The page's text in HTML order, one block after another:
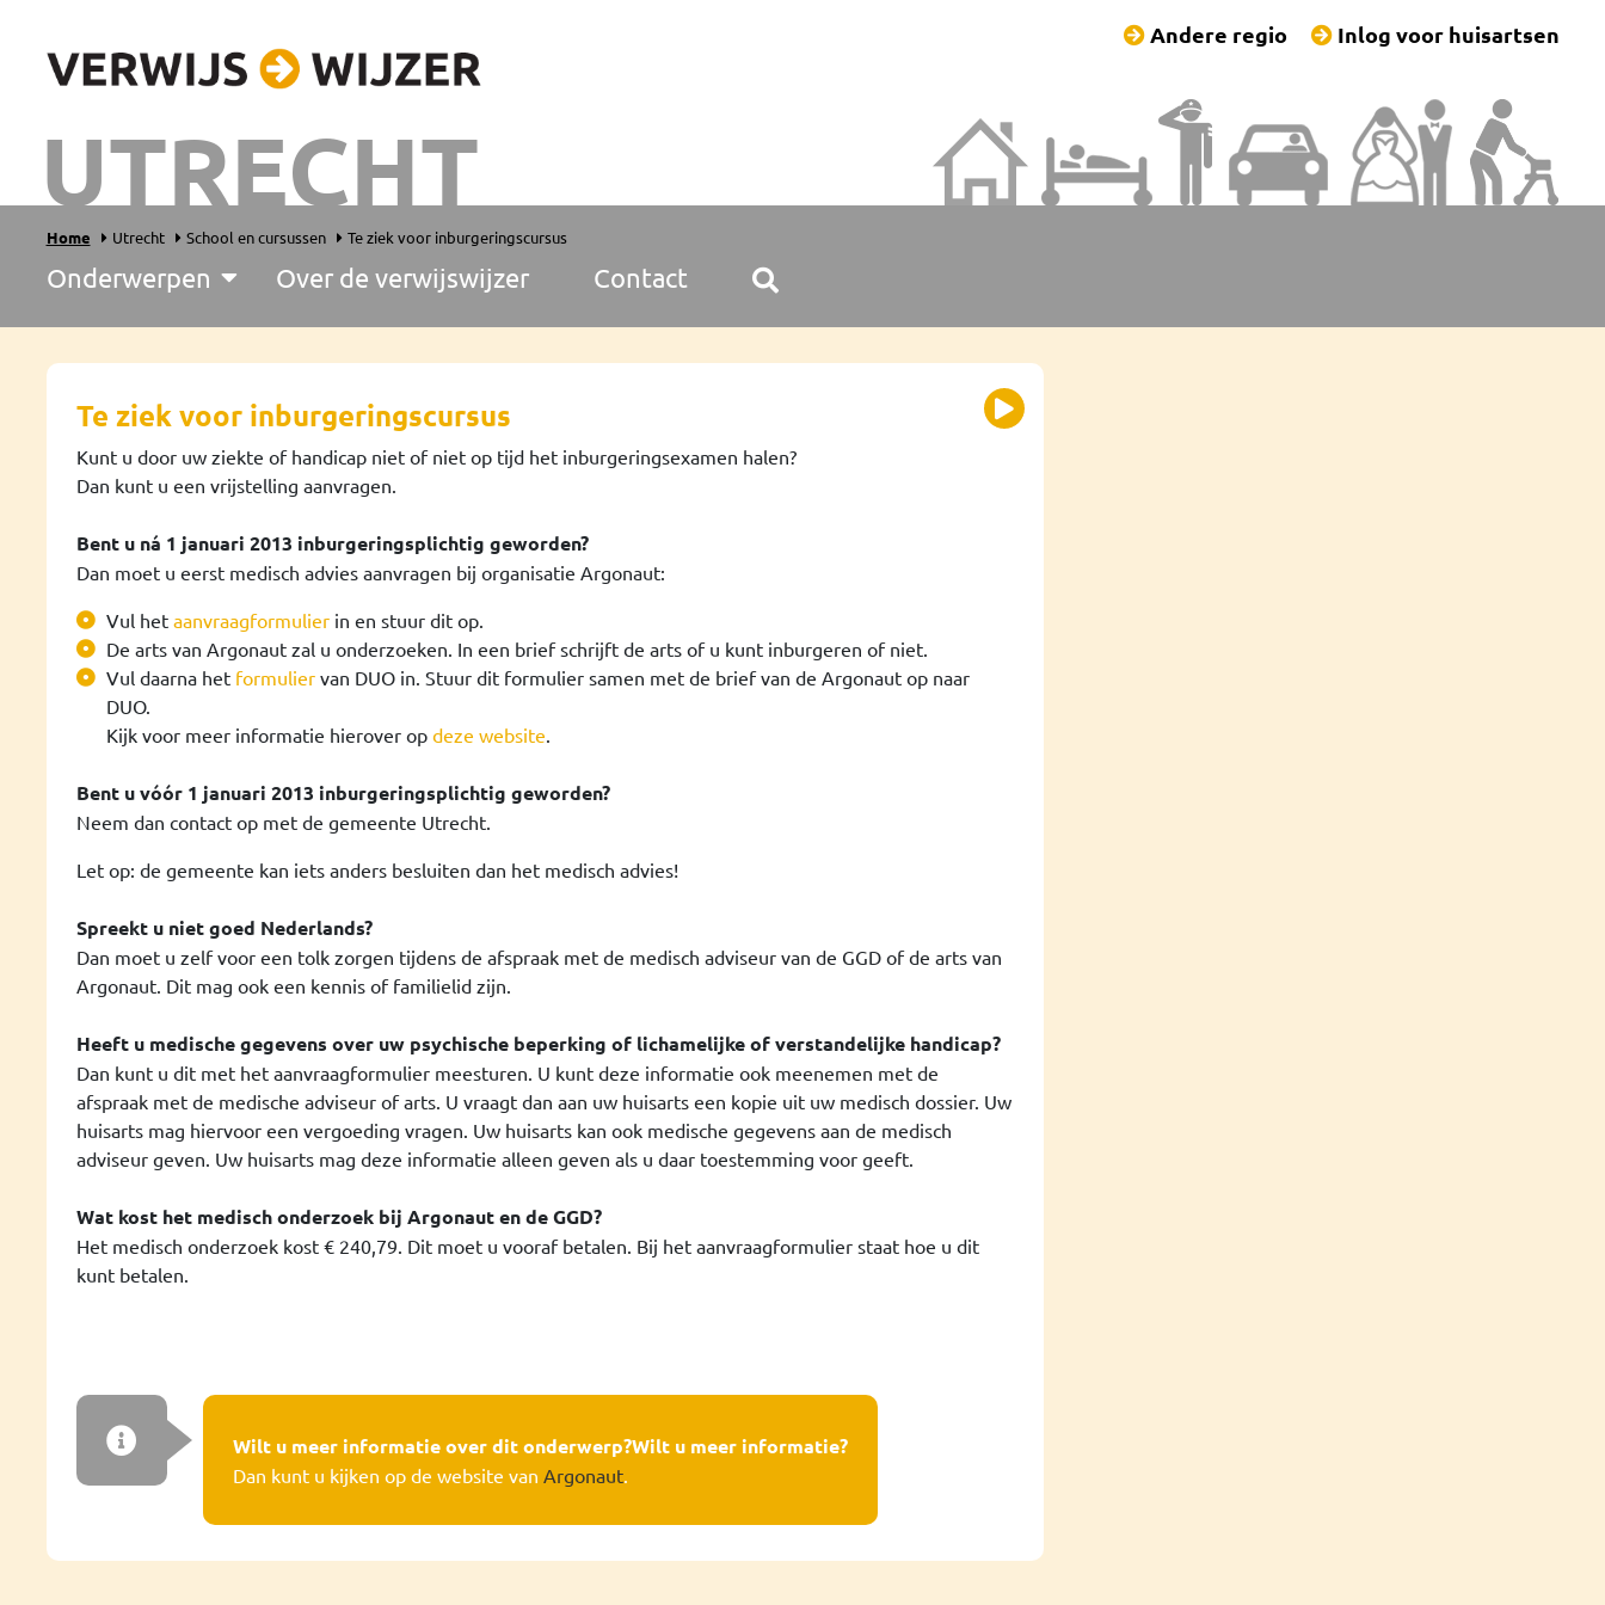
UTRECHT
Andere regio Inlog voor huisartsen
Home Utrecht School en cursussen Te ziek voor inburgeringscursus
Onderwerpen Over de verwijswijzer Contact
Te ziek voor inburgeringscursus
Kunt u door uw ziekte of handicap niet of niet op tijd het inburgeringsexamen halen?
Dan kunt u een vrijstelling aanvragen.
Bent u ná 1 januari 2013 inburgeringsplichtig geworden?
Dan moet u eerst medisch advies aanvragen bij organisatie Argonaut:
Vul het aanvraagformulierin en stuur dit op.
De arts van Argonaut zal u onderzoeken. In een brief schrijft de arts of u kunt inburgeren of niet.
Vul daarna het formuliervan DUO in. Stuur dit formulier samen met de brief van de Argonaut op naar
DUO.
Kijk voor meer informatie hierover op deze website
Bent u vóór 1 januari 2013 inburgeringsplichtig geworden?
Neem dan contact op met de gemeente Utrecht.
Let op: de gemeente kan iets anders besluiten dan het medisch advies!
Spreekt u niet goed Nederlands?
Dan moet u zelf voor een tolk zorgen tijdens de afspraak met de medisch adviseur van de GGD of de arts van
Argonaut. Dit mag ook een kennis of familielid zijn.
Heeft u medische gegevens over uw psychische beperking of lichamelijke of verstandelijke handicap?
Dan kunt u dit met het aanvraagformulier meesturen. U kunt deze informatie ook meenemen met de
afspraak met de medische adviseur of arts. U vraagt dan aan uw huisarts een kopie uit uw medisch dossier. Uw
huisarts mag hiervoor een vergoeding vragen. Uw huisarts kan ook medische gegevens aan de medisch
adviseur geven. Uw huisarts mag deze informatie alleen geven als u daar toestemming voor geeft.
Wat kost het medisch onderzoek bij Argonaut en de GGD?
Het medisch onderzoek kost € 240,79. Dit moet u vooraf betalen. Bij het aanvraagformulier staat hoe u dit
kunt betalen.
Wilt u meer informatie over dit onderwerp?Wilt u meer informatie?
Dan kunt u kijken op de website van Argonaut.